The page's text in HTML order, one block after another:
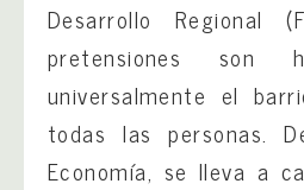
Desarrollo Regional
pretensiones son
universalmente el
todas las personas.
Economía, se lleva a